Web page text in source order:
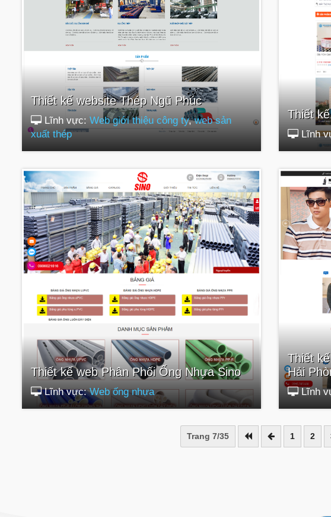
Thiết kế website Thép Ngũ Phúc
Lĩnh vực: Web giới thiệu công ty,web sản
xuất thép
Thiết
Lĩnh
Thiết kế web Phân Phối Ống Nhựa Sino
Lĩnh vực:Web ống nhựa
Thiết
Hải
Lĩnh
Trang 7/35 1 2